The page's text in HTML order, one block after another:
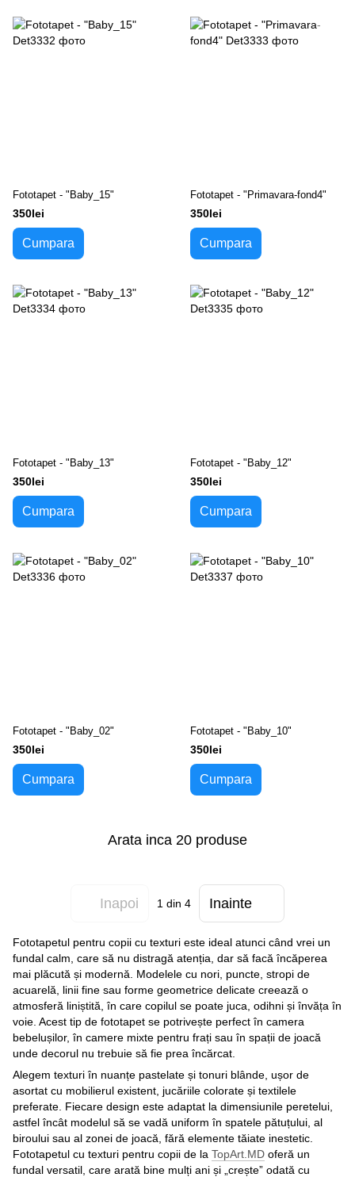
Fototapet - "Baby_15"
350lei
Cumpara
Fototapet - "Primavara-fond4"
350lei
Cumpara
Fototapet - "Baby_13"
350lei
Cumpara
Fototapet - "Baby_12"
350lei
Cumpara
Fototapet - "Baby_02"
350lei
Cumpara
Fototapet - "Baby_10"
350lei
Cumpara
Arata inca 20 produse
Inapoi 1 din 4 Inainte
Fototapetul pentru copii cu texturi este ideal atunci când vrei un
fundal calm, care să nu distragă atenția, dar să facă încăperea
mai plăcută și modernă. Modelele cu nori, puncte, stropi de
acuarelă, linii fine sau forme geometrice delicate creează o
atmosferă liniștită, în care copilul se poate juca, odihni și învăța în
voie. Acest tip de fototapet se potrivește perfect în camera
bebelușilor, în camere mixte pentru frați sau în spații de joacă
unde decorul nu trebuie să fie prea încărcat.
Alegem texturi în nuanțe pastelate și tonuri blânde, ușor de
asortat cu mobilierul existent, jucăriile colorate și textilele
preferate. Fiecare design este adaptat la dimensiunile peretelui,
astfel încât modelul să se vadă uniform în spatele pătuțului, al
biroului sau al zonei de joacă, fără elemente tăiate inestetic.
Fototapetul cu texturi pentru copii de la TopArt.MD oferă un
fundal versatil, care arată bine mulți ani și „crește” odată cu